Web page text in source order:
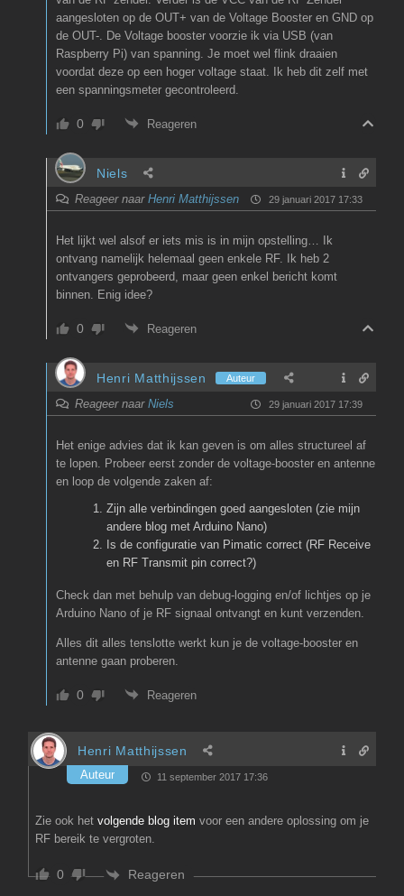
aangesloten op de OUT+ van de Voltage Booster en GND op
de OUT-. De Voltage booster voorzie ik via USB (van
Raspberry Pi) van spanning. Je moet wel flink draaien
voordat deze op een hoger voltage staat. Ik heb dit zelf met
een spanningsmeter gecontroleerd.
0 Reageren
Niels
Reageer naar Henri Matthijssen 29 januari 2017 17:33
Het lijkt wel alsof er iets mis is in mijn opstelling… Ik
ontvang namelijk helemaal geen enkele RF. Ik heb 2
ontvangers geprobeerd, maar geen enkel bericht komt
binnen. Enig idee?
0 Reageren
Henri Matthijssen Auteur
Reageer naar Niels 29 januari 2017 17:39
Het enige advies dat ik kan geven is om alles structureel af
te lopen. Probeer eerst zonder de voltage-booster en antenne
en loop de volgende zaken af:
Zijn alle verbindingen goed aangesloten (zie mijn
andere blog met Arduino Nano)
Is de configuratie van Pimatic correct (RF Receive
en RF Transmit pin correct?)
Check dan met behulp van debug-logging en/of lichtjes op je
Arduino Nano of je RF signaal ontvangt en kunt verzenden.
Alles dit alles tenslotte werkt kun je de voltage-booster en
antenne gaan proberen.
0 Reageren
Henri Matthijssen
Auteur 11 september 2017 17:36
Zie ook het volgende blog item voor een andere oplossing om je
RF bereik te vergroten.
0 Reageren